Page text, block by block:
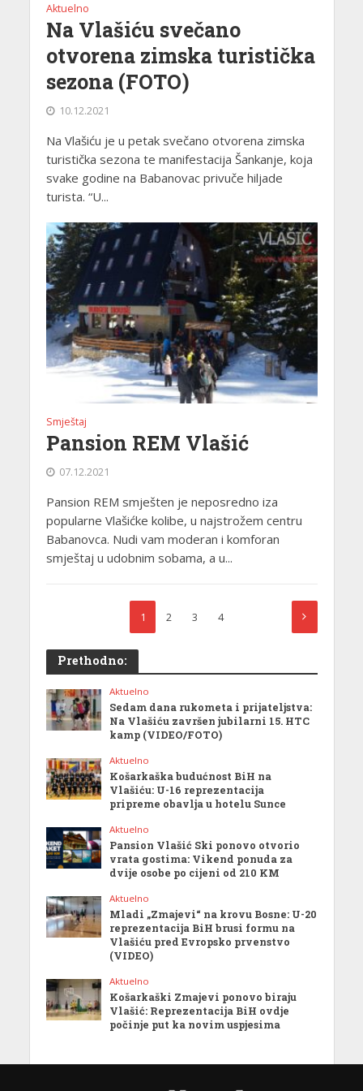
Aktuelno
Na Vlašiću svečano
otvorena zimska turistička
sezona (FOTO)
10.12.2021
Na Vlašiću je u petak svečano otvorena zimska
turistička sezona te manifestacija Šankanje, koja
svake godine na Babanovac privuče hiljade
turista. “U...
Smještaj
Pansion REM Vlašić
07.12.2021
Pansion REM smješten je neposredno iza
popularne Vlašićke kolibe, u najstrožem centru
Babanovca. Nudi vam moderan i komforan
smještaj u udobnim sobama, a u...
1 2 3 4
Prethodno:
Aktuelno
Sedam dana rukometa i prijateljstva:
Na Vlašiću završen jubilarni 15. HTC
kamp (VIDEO/FOTO)
Aktuelno
Košarkaška budućnost BiH na
Vlašiću: U-16 reprezentacija
pripreme obavlja u hotelu Sunce
Aktuelno
Pansion Vlašić Ski ponovo otvorio
vrata gostima: Vikend ponuda za
dvije osobe po cijeni od 210 KM
Aktuelno
Mladi „Zmajevi“ na krovu Bosne: U-20
reprezentacija BiH brusi formu na
Vlašiću pred Evropsko prvenstvo
(VIDEO)
Aktuelno
Košarkaški Zmajevi ponovo biraju
Vlašić: Reprezentacija BiH ovdje
počinje put ka novim uspjesima